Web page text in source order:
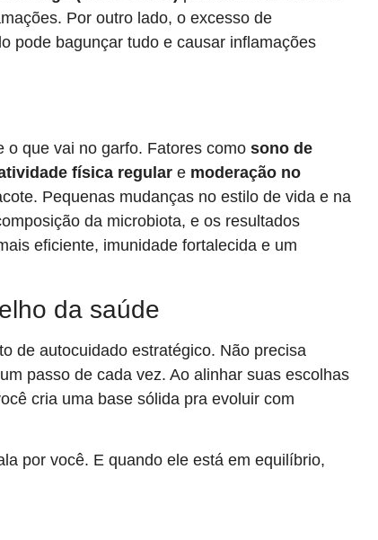
Por outro lado, o excesso de
pode bagunçar tudo e causar inflamações
o que vai no garfo. Fatores como sono de
física regular e moderação no
Pequenas mudanças no estilo de vida e na
da microbiota, e os resultados
eficiente, imunidade fortalecida e um
da saúde
de autocuidado estratégico. Não precisa
passo de cada vez. Ao alinhar suas escolhas
cria uma base sólida pra evoluir com
por você. E quando ele está em equilíbrio,